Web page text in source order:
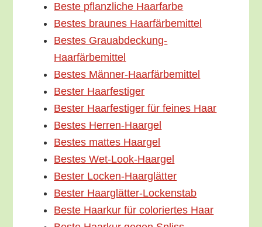
Bes­te pflanz­li­che Haarfarbe
Bes­tes brau­nes Haarfärbemittel
Bes­tes Grauabdeckung-
Haarfärbemittel
Bes­tes Männer-Haarfärbemittel
Bes­ter Haarfestiger
Bes­ter Haar­fes­ti­ger für fei­nes Haar
Bes­tes Herren-Haargel
Bes­tes mat­tes Haargel
Bes­tes Wet-Look-Haargel
Bes­ter Locken-Haarglätter
Bes­ter Haarglätter-Lockenstab
Bes­te Haar­kur für colo­rier­tes Haar